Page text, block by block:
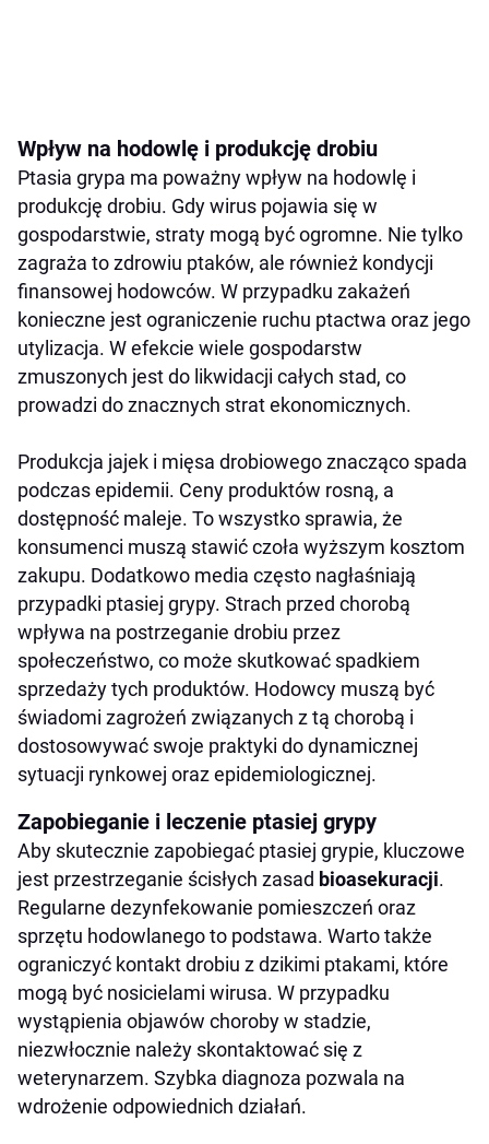
Wpływ na hodowlę i produkcję drobiu
Ptasia grypa ma poważny wpływ na hodowlę i
produkcję drobiu. Gdy wirus pojawia się w
gospodarstwie, straty mogą być ogromne. Nie tylko
zagraża to zdrowiu ptaków, ale również kondycji
finansowej hodowców. W przypadku zakażeń
konieczne jest ograniczenie ruchu ptactwa oraz jego
utylizacja. W efekcie wiele gospodarstw
zmuszonych jest do likwidacji całych stad, co
prowadzi do znacznych strat ekonomicznych.
Produkcja jajek i mięsa drobiowego znacząco spada
podczas epidemii. Ceny produktów rosną, a
dostępność maleje. To wszystko sprawia, że
konsumenci muszą stawić czoła wyższym kosztom
zakupu. Dodatkowo media często nagłaśniają
przypadki ptasiej grypy. Strach przed chorobą
wpływa na postrzeganie drobiu przez
społeczeństwo, co może skutkować spadkiem
sprzedaży tych produktów. Hodowcy muszą być
świadomi zagrożeń związanych z tą chorobą i
dostosowywać swoje praktyki do dynamicznej
sytuacji rynkowej oraz epidemiologicznej.
Zapobieganie i leczenie ptasiej grypy
Aby skutecznie zapobiegać ptasiej grypie, kluczowe
jest przestrzeganie ścisłych zasad bioasekuracji.
Regularne dezynfekowanie pomieszczeń oraz
sprzętu hodowlanego to podstawa. Warto także
ograniczyć kontakt drobiu z dzikimi ptakami, które
mogą być nosicielami wirusa. W przypadku
wystąpienia objawów choroby w stadzie,
niezwłocznie należy skontaktować się z
weterynarzem. Szybka diagnoza pozwala na
wdrożenie odpowiednich działań.